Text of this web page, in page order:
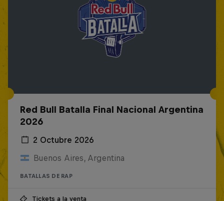
Red Bull Batalla Final Nacional Argentina
2026
2 Octubre 2026
Buenos Aires, Argentina
BATALLAS DE RAP
Tickets a la venta